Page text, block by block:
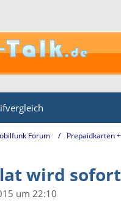
Forum Prepaidkarten
wird
um 22:10